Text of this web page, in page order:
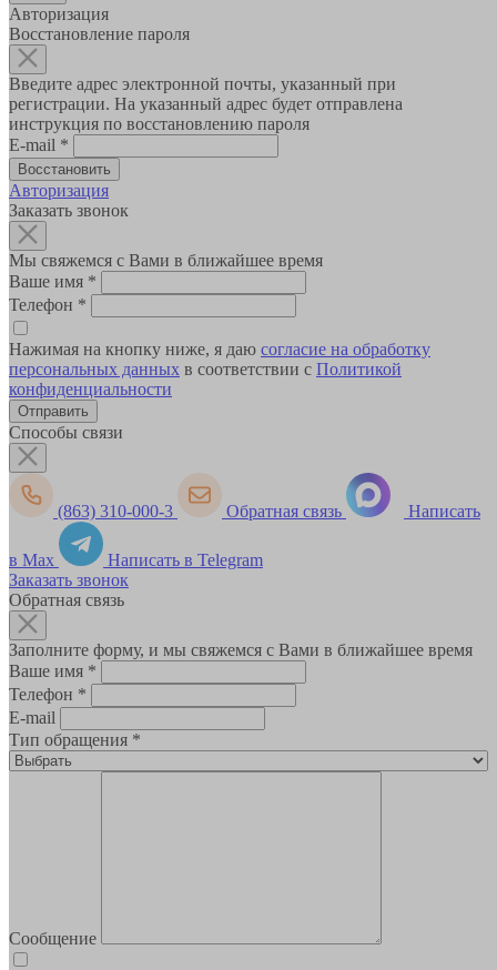
Авторизация
Восстановление пароля
Введите адрес электронной почты, указанный при
регистрации. На указанный адрес будет отправлена
инструкция по восстановлению пароля
E-mail *
Авторизация
Заказать звонок
Мы свяжемся с Вами в ближайшее время
Ваше имя *
Телефон *
Нажимая на кнопку ниже, я даю согласие на обработку
персональных данных в соответствии с Политикой
конфиденциальности
Способы связи
(863) 310-000-3 Обратная связь Написать
в Max
Написать в Telegram
Заказать звонок
Обратная связь
Заполните форму, и мы свяжемся с Вами в ближайшее время
Ваше имя *
Телефон *
E-mail
Тип обращения *
Сообщение